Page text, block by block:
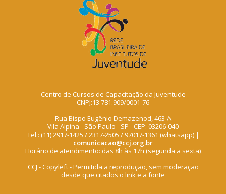
Centro de Cursos de Capacitação da Juventude
CNPJ:13.781.909/0001-76
Rua Bispo Eugênio Demazenod, 463-A
Vila Alpina - São Paulo - SP - CEP: 03206-040
Tel.: (11) 2917-1425 / 2317-2505 / 97017-1361 (whatsapp) |
comunicacao@ccj.org.br
Horário de atendimento: das 8h às 17h (segunda a sexta)
CCJ - Copyleft - Permitida a reprodução, sem moderação
desde que citados o link e a fonte